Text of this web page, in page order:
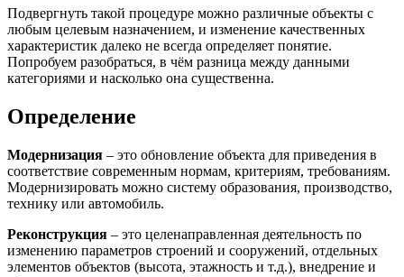
Подвергнуть такой процедуре можно различные объекты с
любым целевым назначением, и изменение качественных
характеристик далеко не всегда определяет понятие.
Попробуем разобраться, в чём разница между данными
категориями и насколько она существенна.
Определение
Модернизация – это обновление объекта для приведения в
соответствие современным нормам, критериям, требованиям.
Модернизировать можно систему образования, производство,
технику или автомобиль.
Реконструкция – это целенаправленная деятельность по
изменению параметров строений и сооружений, отдельных
элементов объектов (высота, этажность и т.д.), внедрение и